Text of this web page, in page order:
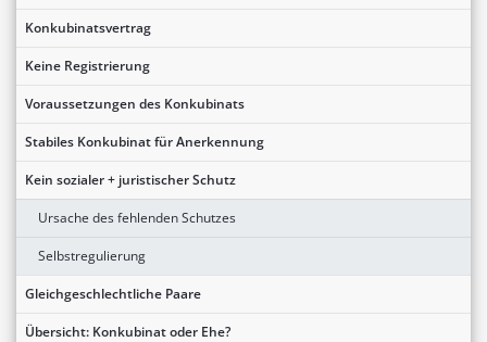
Konkubinatsvertrag
Keine Registrierung
Voraussetzungen des Konkubinats
Stabiles Konkubinat für Anerkennung
Kein sozialer + juristischer Schutz
Ursache des fehlenden Schutzes
Selbstregulierung
Gleichgeschlechtliche Paare
Übersicht: Konkubinat oder Ehe?